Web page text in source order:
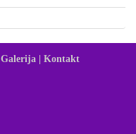
Galerija | Kontakt